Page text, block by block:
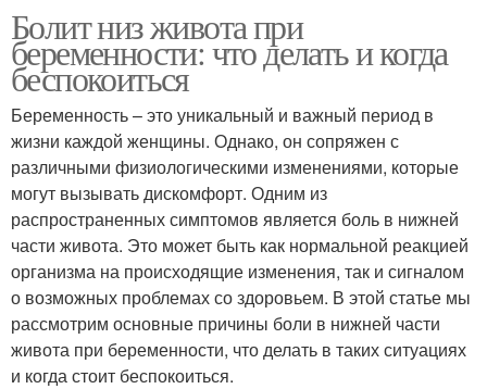
Болит низ живота при
беременности: что делать и когда
беспокоиться
Беременность – это уникальный и важный период в
жизни каждой женщины. Однако, он сопряжен с
различными физиологическими изменениями, которые
могут вызывать дискомфорт. Одним из
распространенных симптомов является боль в нижней
части живота. Это может быть как нормальной реакцией
организма на происходящие изменения, так и сигналом
о возможных проблемах со здоровьем. В этой статье мы
рассмотрим основные причины боли в нижней части
живота при беременности, что делать в таких ситуациях
и когда стоит беспокоиться.